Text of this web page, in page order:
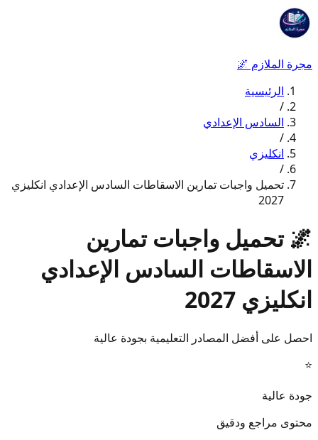
مجرة الملازم 🌌
الرئيسية
/
السادس الإعدادي
/
انكليزي
/
تحميل واجبات تمارين الاسقاطات السادس الإعدادي انكليزي
2027
🌌 تحميل واجبات تمارين
الاسقاطات السادس الإعدادي
انكليزي 2027
احصل على أفضل المصادر التعليمية بجودة عالية
⭐
جودة عالية
محتوى مراجع ودقيق